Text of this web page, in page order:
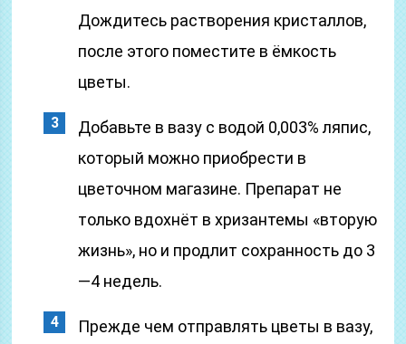
Дождитесь растворения кристаллов,
после этого поместите в ёмкость
цветы.
Добавьте в вазу с водой 0,003% ляпис,
который можно приобрести в
цветочном магазине. Препарат не
только вдохнёт в хризантемы «вторую
жизнь», но и продлит сохранность до 3
—4 недель.
Прежде чем отправлять цветы в вазу,